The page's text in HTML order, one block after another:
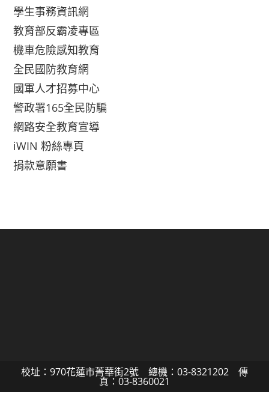
學生事務資訊網
教育部反霸凌專區
機車危險感知教育
全民國防教育網
國軍人才招募中心
警政署165全民防騙
網路安全教育宣導
iWIN 粉絲專頁
捐款意願書
校址：970花蓮市菁華街2號 總機：03-8321202 傳
真：03-8360021